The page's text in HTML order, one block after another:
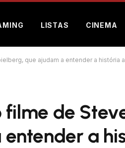
LISTAS CINEMA
que ajudam a entender a história
filme de
a